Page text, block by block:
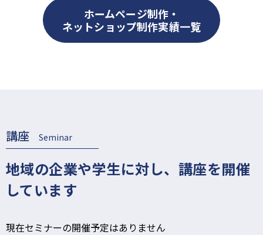
ホームページ制作・
ネットショップ制作実績一覧
講座 Seminar
地域の企業や学生に対し、講座を開催
しています
現在セミナーの開催予定はありません